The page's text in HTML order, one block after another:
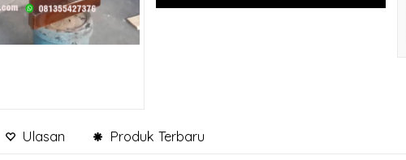
Ulasan Produk Terbaru